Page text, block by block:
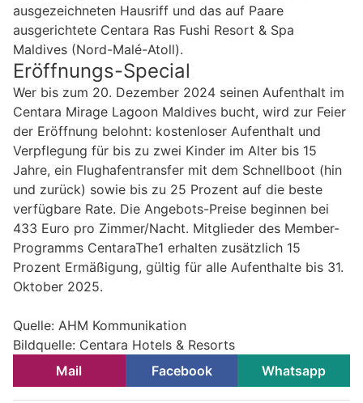
ausgezeichneten Hausriff und das auf Paare
ausgerichtete Centara Ras Fushi Resort & Spa
Maldives (Nord-Malé-Atoll).
Eröffnungs-Special
Wer bis zum 20. Dezember 2024 seinen Aufenthalt im
Centara Mirage Lagoon Maldives bucht, wird zur Feier
der Eröffnung belohnt: kostenloser Aufenthalt und
Verpflegung für bis zu zwei Kinder im Alter bis 15
Jahre, ein Flughafentransfer mit dem Schnellboot (hin
und zurück) sowie bis zu 25 Prozent auf die beste
verfügbare Rate. Die Angebots-Preise beginnen bei
433 Euro pro Zimmer/Nacht. Mitglieder des Member-
Programms CentaraThe1 erhalten zusätzlich 15
Prozent Ermäßigung, gültig für alle Aufenthalte bis 31.
Oktober 2025.
Quelle: AHM Kommunikation
Bildquelle: Centara Hotels & Resorts
Mail
Facebook Whatsapp